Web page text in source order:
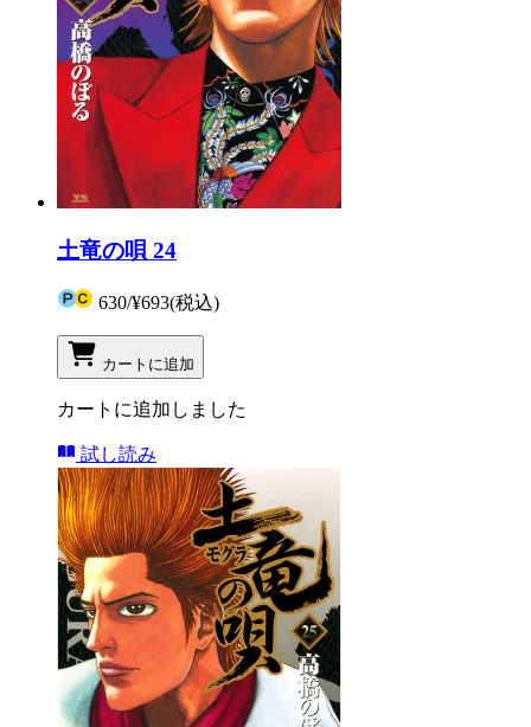
土竜の唄 24
630/¥693(税込)
カートに追加
カートに追加しました
試し読み